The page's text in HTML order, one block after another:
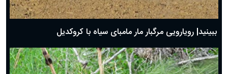
ببینید| رویارویی مرگبار مار مامبای سیاه با کروکدیل